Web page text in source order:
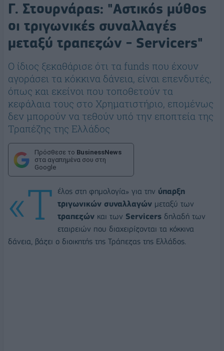
Γ. Στουρνάρας: "Αστικός μύθος
οι τριγωνικές συναλλαγές
μεταξύ τραπεζών - Servicers"
Ο ίδιος ξεκαθάρισε ότι τα funds που έχουν
αγοράσει τα κόκκινα δάνεια, είναι επενδυτές,
όπως και εκείνοι που τοποθετούν τα
κεφάλαια τους στο Χρηματιστήριο, επομένως
δεν μπορούν να τεθούν υπό την εποπτεία της
Τραπέζης της Ελλάδος
Πρόσθεσε το BusinessNews
στα αγαπημένα σου στη
Google
«Τ έλος στη φημολογία» για την ύπαρξη
τριγωνικών συναλλαγών μεταξύ των
τραπεζών και των Servicers δηλαδή των
εταιρειών που διαχειρίζονται τα κόκκινα
δάνεια, βάζει ο διοικητής της Τράπεζας της Ελλάδος.